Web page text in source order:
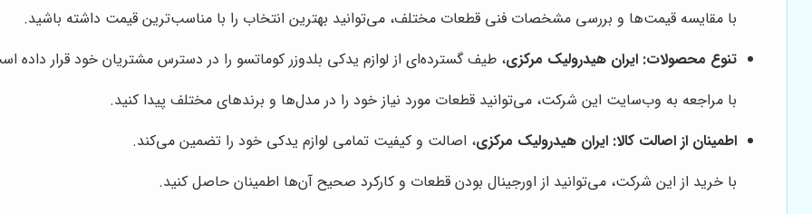
با مقایسه قیمت‌ها و بررسی مشخصات فنی قطعات مختلف، می‌توانید بهترین انتخاب را با مناسب‌ترین قیمت داشته باشید.
تنوع محصولات: ایران هیدرولیک مرکزی، طیف گسترده‌ای از لوازم یدکی بلدوزر کوماتسو را در دسترس مشتریان خود قرار داده
با مراجعه به وب‌سایت این شرکت، می‌توانید قطعات مورد نیاز خود را در مدل‌ها و برندهای مختلف پیدا کنید.
اطمینان از اصالت کالا: ایران هیدرولیک مرکزی، اصالت و کیفیت تمامی لوازم یدکی خود را تضمین می‌کند.
با خرید از این شرکت، می‌توانید از اورجینال بودن قطعات و کارکرد صحیح آن‌ها اطمینان حاصل کنید.